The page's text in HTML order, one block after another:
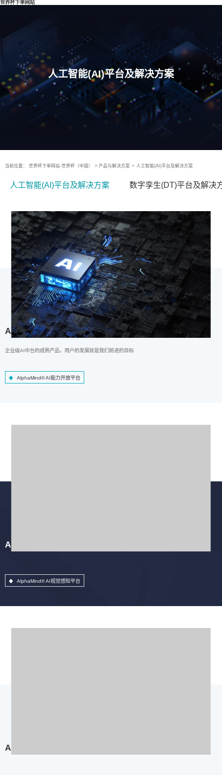
世界杯下单网站
人工智能(AI)平台及解决方案
当前位置： 世界杯下单网站-世界杯（中国） > 产品与解决方案 > 人工智能(AI)平台及解决方案
人工智能(AI)平台及解决方案 数字孪生(DT)平台及解决
AlphaMind® AI能力开放平台
企业级AI中台的成熟产品，用户的发展就是我们前进的目标
AlphaMind® AI能力开放平台
AlphaMind® AI视觉感知平台
AlphaMind® AI视觉感知平台
AlphaMind® Sage视频AI边缘算力盒